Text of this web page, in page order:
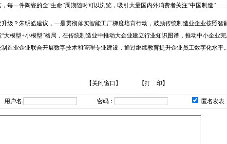
每一件陶瓷的全“生命”周期随时可以浏览，吸引大量国内外消费者关注“中国制造”……
级？朱明皓建议，一是贯彻落实智能工厂梯度培育行动，鼓励传统制造业企业按照
大模型+小模型”格局，在传统制造业中推动大企业建立行业知识图谱，推动中小企业
造业企业联合开展数字技术和管理专业建设，通过继续教育提升企业员工数字化水平。
【关闭窗口】 【打 印】
用户名: 密码： 匿名发表